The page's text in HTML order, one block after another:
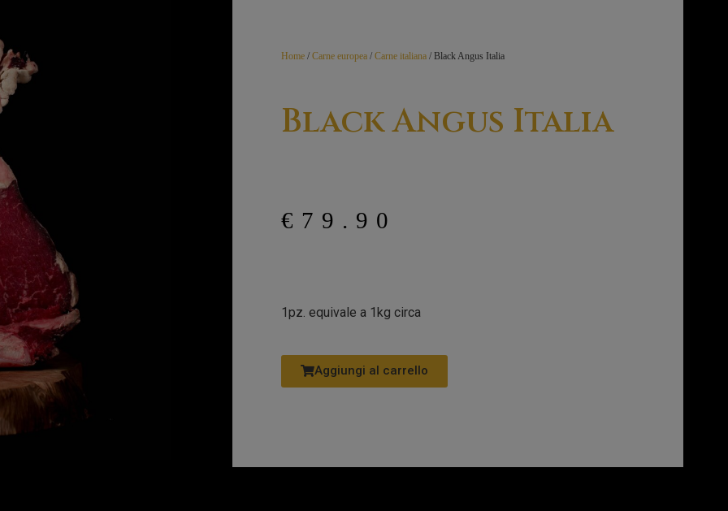
Home/ Carne europea/ Carne italiana/ Black Angus Italia
Black Angus Italia
€ 79.90
1pz. equivale a 1kg circa
Aggiungi al carrello